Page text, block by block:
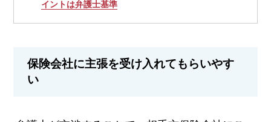
イントは弁護士基準
保険会社に主張を受け入れてもらいやす
い